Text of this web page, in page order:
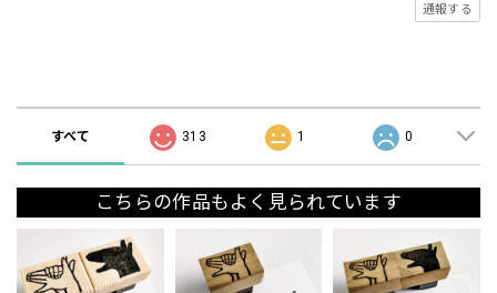
通報する
すべて 313 1 0
こちらの作品もよく見られています